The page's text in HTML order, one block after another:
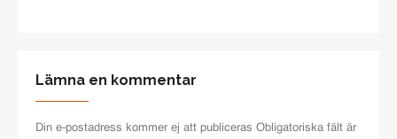
Lämna en kommentar
Din e-postadress kommer ej att publiceras Obligatoriska fält är